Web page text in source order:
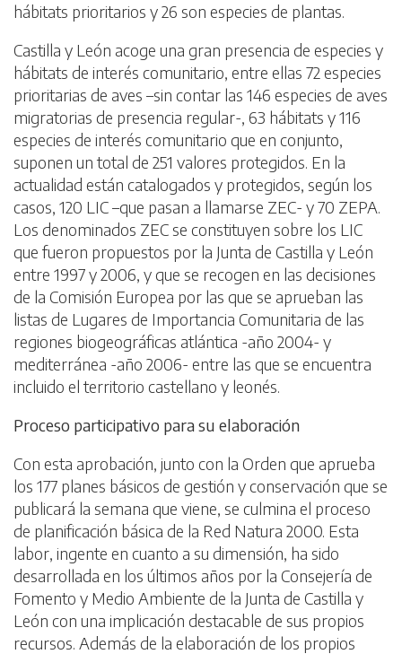
hábitats prioritarios y 26 son especies de plantas.
Castilla y León acoge una gran presencia de especies y
hábitats de interés comunitario, entre ellas 72 especies
prioritarias de aves –sin contar las 146 especies de aves
migratorias de presencia regular-, 63 hábitats y 116
especies de interés comunitario que en conjunto,
suponen un total de 251 valores protegidos. En la
actualidad están catalogados y protegidos, según los
casos, 120 LIC –que pasan a llamarse ZEC- y 70 ZEPA.
Los denominados ZEC se constituyen sobre los LIC
que fueron propuestos por la Junta de Castilla y León
entre 1997 y 2006, y que se recogen en las decisiones
de la Comisión Europea por las que se aprueban las
listas de Lugares de Importancia Comunitaria de las
regiones biogeográficas atlántica -año 2004- y
mediterránea -año 2006- entre las que se encuentra
incluido el territorio castellano y leonés.
Proceso participativo para su elaboración
Con esta aprobación, junto con la Orden que aprueba
los 177 planes básicos de gestión y conservación que se
publicará la semana que viene, se culmina el proceso
de planificación básica de la Red Natura 2000. Esta
labor, ingente en cuanto a su dimensión, ha sido
desarrollada en los últimos años por la Consejería de
Fomento y Medio Ambiente de la Junta de Castilla y
León con una implicación destacable de sus propios
recursos. Además de la elaboración de los propios